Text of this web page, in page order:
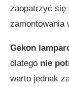
zaopatrzyć się
zamontowania
Gekon
dlatego nie
warto jednak